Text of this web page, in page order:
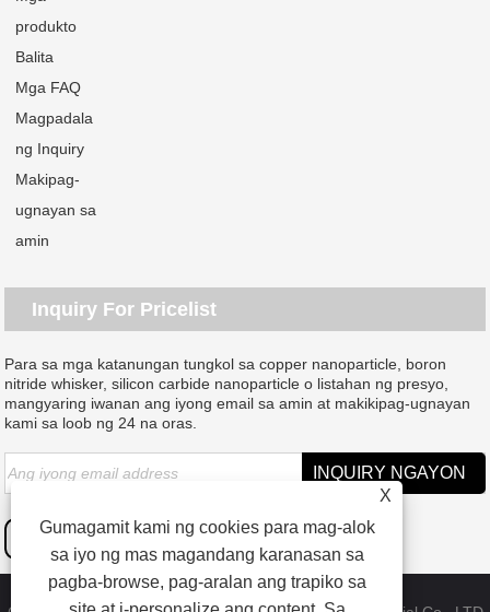
produkto
Balita
Mga FAQ
Magpadala
ng Inquiry
Makipag-
ugnayan sa
amin
Inquiry For Pricelist
Para sa mga katanungan tungkol sa copper nanoparticle, boron
nitride whisker, silicon carbide nanoparticle o listahan ng presyo,
mangyaring iwanan ang iyong email sa amin at makikipag-ugnayan
kami sa loob ng 24 na oras.
X
Gumagamit kami ng cookies para mag-alok
sa iyo ng mas magandang karanasan sa
pagba-browse, pag-aralan ang trapiko sa